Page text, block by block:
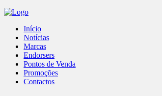
Início
Notícias
Marcas
Endorsers
Pontos de Venda
Promoções
Contactos